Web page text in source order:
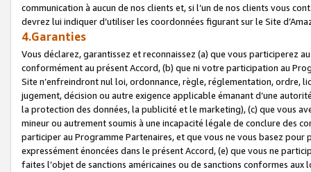
communication à aucun de nos clients et, si l’un de nos clients vous
devrez lui indiquer d’utiliser les coordonnées figurant sur le Site
4.Garanties
Vous déclarez, garantissez et reconnaissez (a) que vous participerez
conformément au présent Accord, (b) que ni votre participation au
Site n’enfreindront nul loi, ordonnance, règle, réglementation, ordre,
jugement, décision ou autre exigence applicable émanant d’une
la protection des données, la publicité et le marketing), (c) que vous
mineur ou autrement soumis à une incapacité légale de conclure des
participer au Programme Partenaires, et que vous ne vous basez
expressément énoncées dans le présent Accord, (e) que vous ne
faites l’objet de sanctions américaines ou de sanctions conformes